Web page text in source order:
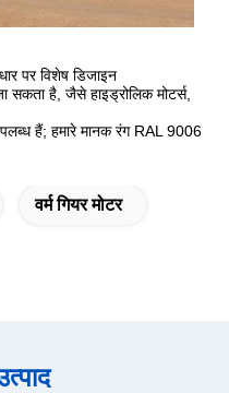
पर विशेष डिजाइन
सकता है, जैसे हाइड्रोलिक मोटर्स,
हैं; हमारे मानक रंग RAL 9006
वर्म गियर मोटर